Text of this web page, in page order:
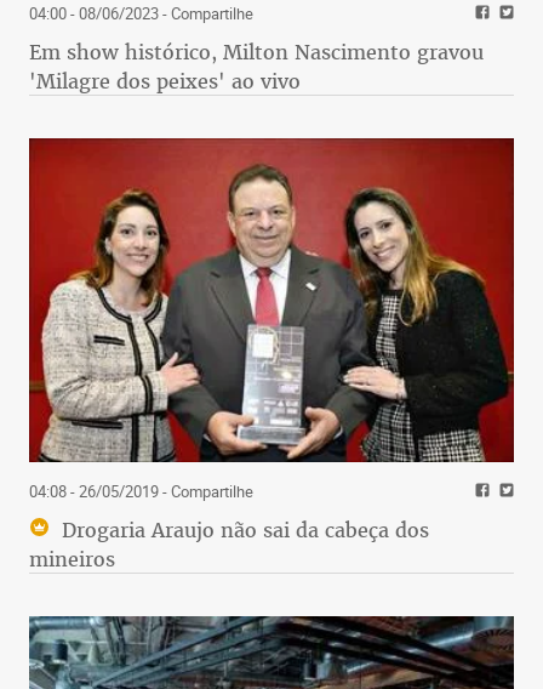
04:00 - 08/06/2023- Compartilhe
Em show histórico, Milton Nascimento gravou
'Milagre dos peixes' ao vivo
04:08 - 26/05/2019- Compartilhe
Drogaria Araujo não sai da cabeça dos
mineiros